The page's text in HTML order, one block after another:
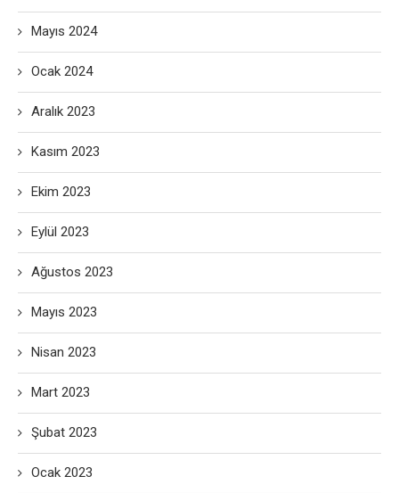
Mayıs 2024
Ocak 2024
Aralık 2023
Kasım 2023
Ekim 2023
Eylül 2023
Ağustos 2023
Mayıs 2023
Nisan 2023
Mart 2023
Şubat 2023
Ocak 2023